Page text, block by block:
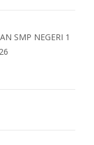
SMP NEGERI 1